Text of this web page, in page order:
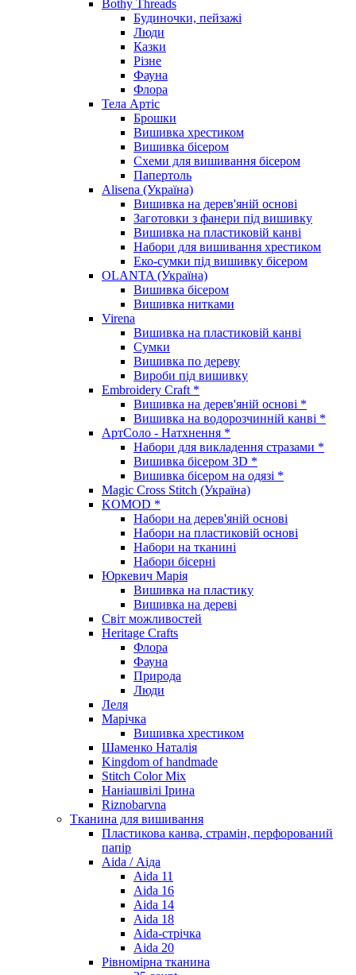
Bothy Threads
Будиночки, пейзажі
Люди
Казки
Різне
Фауна
Флора
Тела Артіс
Брошки
Вишивка хрестиком
Вишивка бісером
Схеми для вишивання бісером
Папертоль
Alisena (Україна)
Вишивка на дерев'яній основі
Заготовки з фанери під вишивку
Вишивка на пластиковій канві
Набори для вишивання хрестиком
Еко-сумки під вишивку бісером
OLANTA (Україна)
Вишивка бісером
Вишивка нитками
Virena
Вишивка на пластиковій канві
Сумки
Вишивка по дереву
Вироби під вишивку
Embroidery Craft *
Вишивка на дерев'яній основі *
Вишивка на водорозчинній канві *
АртСоло - Натхнення *
Набори для викладення стразами *
Вишивка бісером 3D *
Вишивка бісером на одязі *
Magic Cross Stitch (Україна)
KOMOD *
Набори на дерев'яній основі
Набори на пластиковій основі
Набори на тканині
Набори бісерні
Юркевич Марія
Вишивка на пластику
Вишивка на дереві
Світ можливостей
Heritage Crafts
Флора
Фауна
Природа
Люди
Леля
Марічка
Вишивка хрестиком
Шаменко Наталія
Kingdom of handmade
Stitch Color Mix
Наніашвілі Ірина
Riznobarvna
Тканина для вишивання
Пластикова канва, страмін, перфорований
папір
Aida / Аіда
Aida 11
Aida 16
Aida 14
Aida 18
Aida-стрічка
Aida 20
Рівномірна тканина